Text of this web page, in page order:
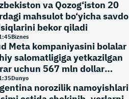
va Qozog‘iston 20
mahsulot bo‘yicha savdo
bekor qiladi
:45Biznes
Meta kompaniyasini bolalar
salomatligiga yetkazilgan
uchun 567 mln dollar
majbur qildi
:35Dunyo
norozilik namoyishlari